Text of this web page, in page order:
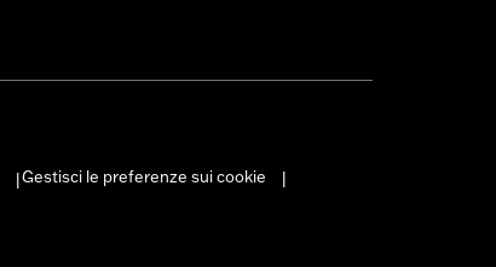
Gestisci le preferenze sui cookie